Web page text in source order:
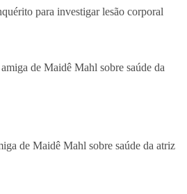
para investigar lesão corporal
de Maidê Mahl sobre saúde da atriz